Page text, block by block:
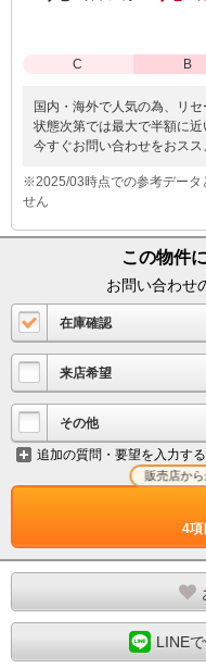
C B
国内・海外で人気の為、リセ
状態次第では最大で半額に近
今すぐお問い合わせをおスス
※2025/03時点での参考データ
せん
この物件
お問い合わせ
在庫確認
来店希望
その他
追加の質問・要望を入力する
4項
販売店から
LINEで